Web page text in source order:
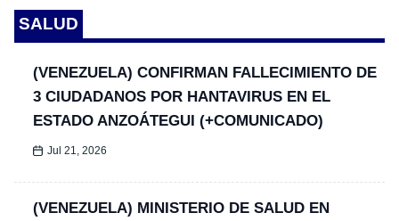
SALUD
(VENEZUELA) CONFIRMAN FALLECIMIENTO DE
3 CIUDADANOS POR HANTAVIRUS EN EL
ESTADO ANZOÁTEGUI (+COMUNICADO)
Jul 21, 2026
(VENEZUELA) MINISTERIO DE SALUD EN